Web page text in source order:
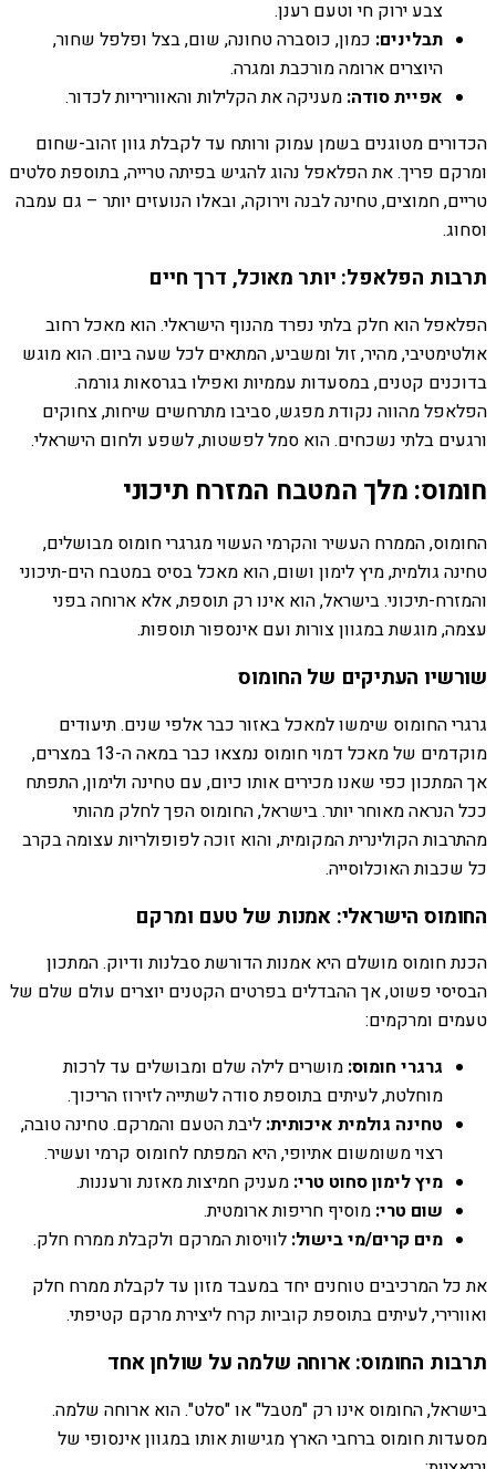
צבע ירוק חי וטעם רענן.
תבלינים: כמון, כוסברה טחונה, שום, בצל ופלפל שחור,
היוצרים ארומה מורכבת ומגרה.
אפיית סודה: מעניקה את הקלילות והאווריריות לכדור.
הכדורים מטוגנים בשמן עמוק ורותח עד לקבלת גוון זהוב-שחום
ומרקם פריך. את הפלאפל נהוג להגיש בפיתה טרייה, בתוספת סלטים
טריים, חמוצים, טחינה לבנה וירוקה, ובאלו הנועזים יותר – גם עמבה
וסחוג.
תרבות הפלאפל: יותר מאוכל, דרך חיים
הפלאפל הוא חלק בלתי נפרד מהנוף הישראלי. הוא מאכל רחוב
אולטימטיבי, מהיר, זול ומשביע, המתאים לכל שעה ביום. הוא מוגש
בדוכנים קטנים, במסעדות עממיות ואפילו בגרסאות גורמה.
הפלאפל מהווה נקודת מפגש, סביבו מתרחשים שיחות, צחוקים
ורגעים בלתי נשכחים. הוא סמל לפשטות, לשפע ולחום הישראלי.
חומוס: מלך המטבח המזרח תיכוני
החומוס, הממרח העשיר והקרמי העשוי מגרגרי חומוס מבושלים,
טחינה גולמית, מיץ לימון ושום, הוא מאכל בסיס במטבח הים-תיכוני
והמזרח-תיכוני. בישראל, הוא אינו רק תוספת, אלא ארוחה בפני
עצמה, מוגשת במגוון צורות ועם אינספור תוספות.
שורשיו העתיקים של החומוס
גרגרי החומוס שימשו למאכל באזור כבר אלפי שנים. תיעודים
מוקדמים של מאכל דמוי חומוס נמצאו כבר במאה ה-13 במצרים,
אך המתכון כפי שאנו מכירים אותו כיום, עם טחינה ולימון, התפתח
ככל הנראה מאוחר יותר. בישראל, החומוס הפך לחלק מהותי
מהתרבות הקולינרית המקומית, והוא זוכה לפופולריות עצומה בקרב
כל שכבות האוכלוסייה.
החומוס הישראלי: אמנות של טעם ומרקם
הכנת חומוס מושלם היא אמנות הדורשת סבלנות ודיוק. המתכון
הבסיסי פשוט, אך ההבדלים בפרטים הקטנים יוצרים עולם שלם של
טעמים ומרקמים:
גרגרי חומוס: מושרים לילה שלם ומבושלים עד לרכות
מוחלטת, לעיתים בתוספת סודה לשתייה לזירוז הריכוך.
טחינה גולמית איכותית: ליבת הטעם והמרקם. טחינה טובה,
רצוי משומשום אתיופי, היא המפתח לחומוס קרמי ועשיר.
מיץ לימון סחוט טרי: מעניק חמיצות מאזנת ורעננות.
שום טרי: מוסיף חריפות ארומטית.
מים קרים/מי בישול: לוויסות המרקם ולקבלת ממרח חלק.
את כל המרכיבים טוחנים יחד במעבד מזון עד לקבלת ממרח חלק
ואוורירי, לעיתים בתוספת קוביות קרח ליצירת מרקם קטיפתי.
תרבות החומוס: ארוחה שלמה על שולחן אחד
בישראל, החומוס אינו רק "מטבל" או "סלט". הוא ארוחה שלמה.
מסעדות חומוס ברחבי הארץ מגישות אותו במגוון אינסופי של